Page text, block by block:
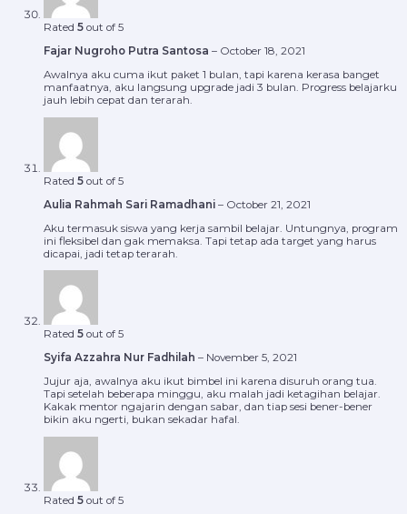
Rated 5 out of 5
Fajar Nugroho Putra Santosa – October 18, 2021
Awalnya aku cuma ikut paket 1 bulan, tapi karena kerasa banget
manfaatnya, aku langsung upgrade jadi 3 bulan. Progress belajarku
jauh lebih cepat dan terarah.
Rated 5 out of 5
Aulia Rahmah Sari Ramadhani – October 21, 2021
Aku termasuk siswa yang kerja sambil belajar. Untungnya, program
ini fleksibel dan gak memaksa. Tapi tetap ada target yang harus
dicapai, jadi tetap terarah.
Rated 5 out of 5
Syifa Azzahra Nur Fadhilah – November 5, 2021
Jujur aja, awalnya aku ikut bimbel ini karena disuruh orang tua.
Tapi setelah beberapa minggu, aku malah jadi ketagihan belajar.
Kakak mentor ngajarin dengan sabar, dan tiap sesi bener-bener
bikin aku ngerti, bukan sekadar hafal.
Rated 5 out of 5